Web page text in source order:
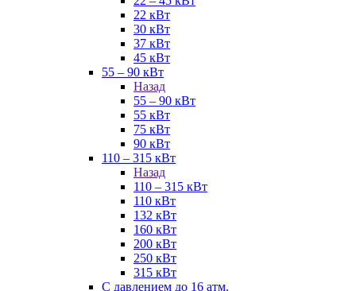
22 кВт
30 кВт
37 кВт
45 кВт
55 – 90 кВт
Назад
55 – 90 кВт
55 кВт
75 кВт
90 кВт
110 – 315 кВт
Назад
110 – 315 кВт
110 кВт
132 кВт
160 кВт
200 кВт
250 кВт
315 кВт
С давлением до 16 атм.